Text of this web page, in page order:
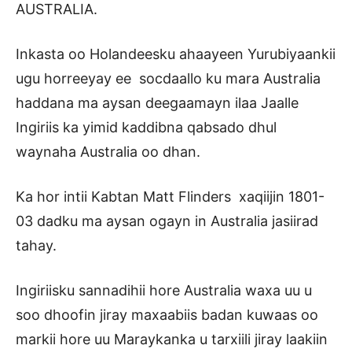
AUSTRALIA.
Inkasta oo Holandeesku ahaayeen Yurubiyaankii
ugu horreeyay ee socdaallo ku mara Australia
haddana ma aysan deegaamayn ilaa Jaalle
Ingiriis ka yimid kaddibna qabsado dhul
waynaha Australia oo dhan.
Ka hor intii Kabtan Matt Flinders xaqiijin 1801-
03 dadku ma aysan ogayn in Australia jasiirad
tahay.
Ingiriisku sannadihii hore Australia waxa uu u
soo dhoofin jiray maxaabiis badan kuwaas oo
markii hore uu Maraykanka u tarxiili jiray laakiin